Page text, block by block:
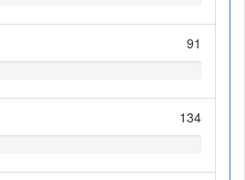
91
134